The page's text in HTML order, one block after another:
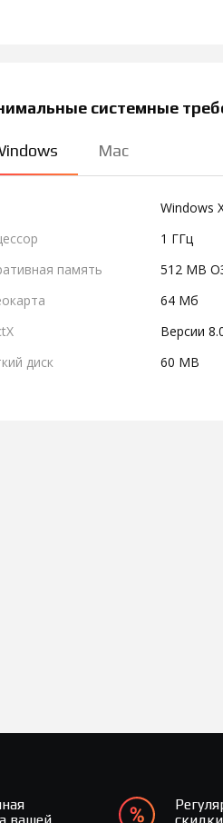
системные
Mac
Windows
1 ГГц
память
512 MB
64 Мб
Версии
диск
60 MB